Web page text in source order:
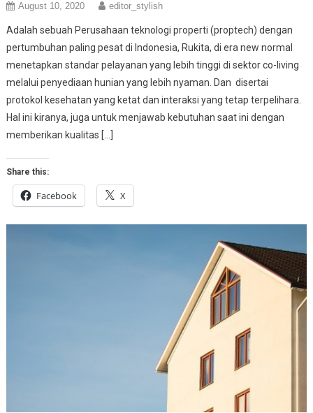
August 10, 2020 editor_stylish
Adalah sebuah Perusahaan teknologi properti (proptech) dengan
pertumbuhan paling pesat di Indonesia, Rukita, di era new normal
menetapkan standar pelayanan yang lebih tinggi di sektor co-living
melalui penyediaan hunian yang lebih nyaman. Dan disertai
protokol kesehatan yang ketat dan interaksi yang tetap terpelihara.
Hal ini kiranya, juga untuk menjawab kebutuhan saat ini dengan
memberikan kualitas […]
Share this:
Facebook X